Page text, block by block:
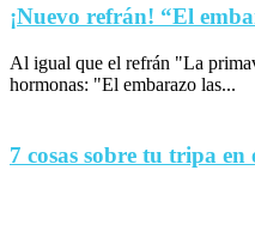
¡Nuevo refrán! “El
Al igual que el refrán "La
hormonas: "El embarazo las...
7 cosas sobre tu tripa en